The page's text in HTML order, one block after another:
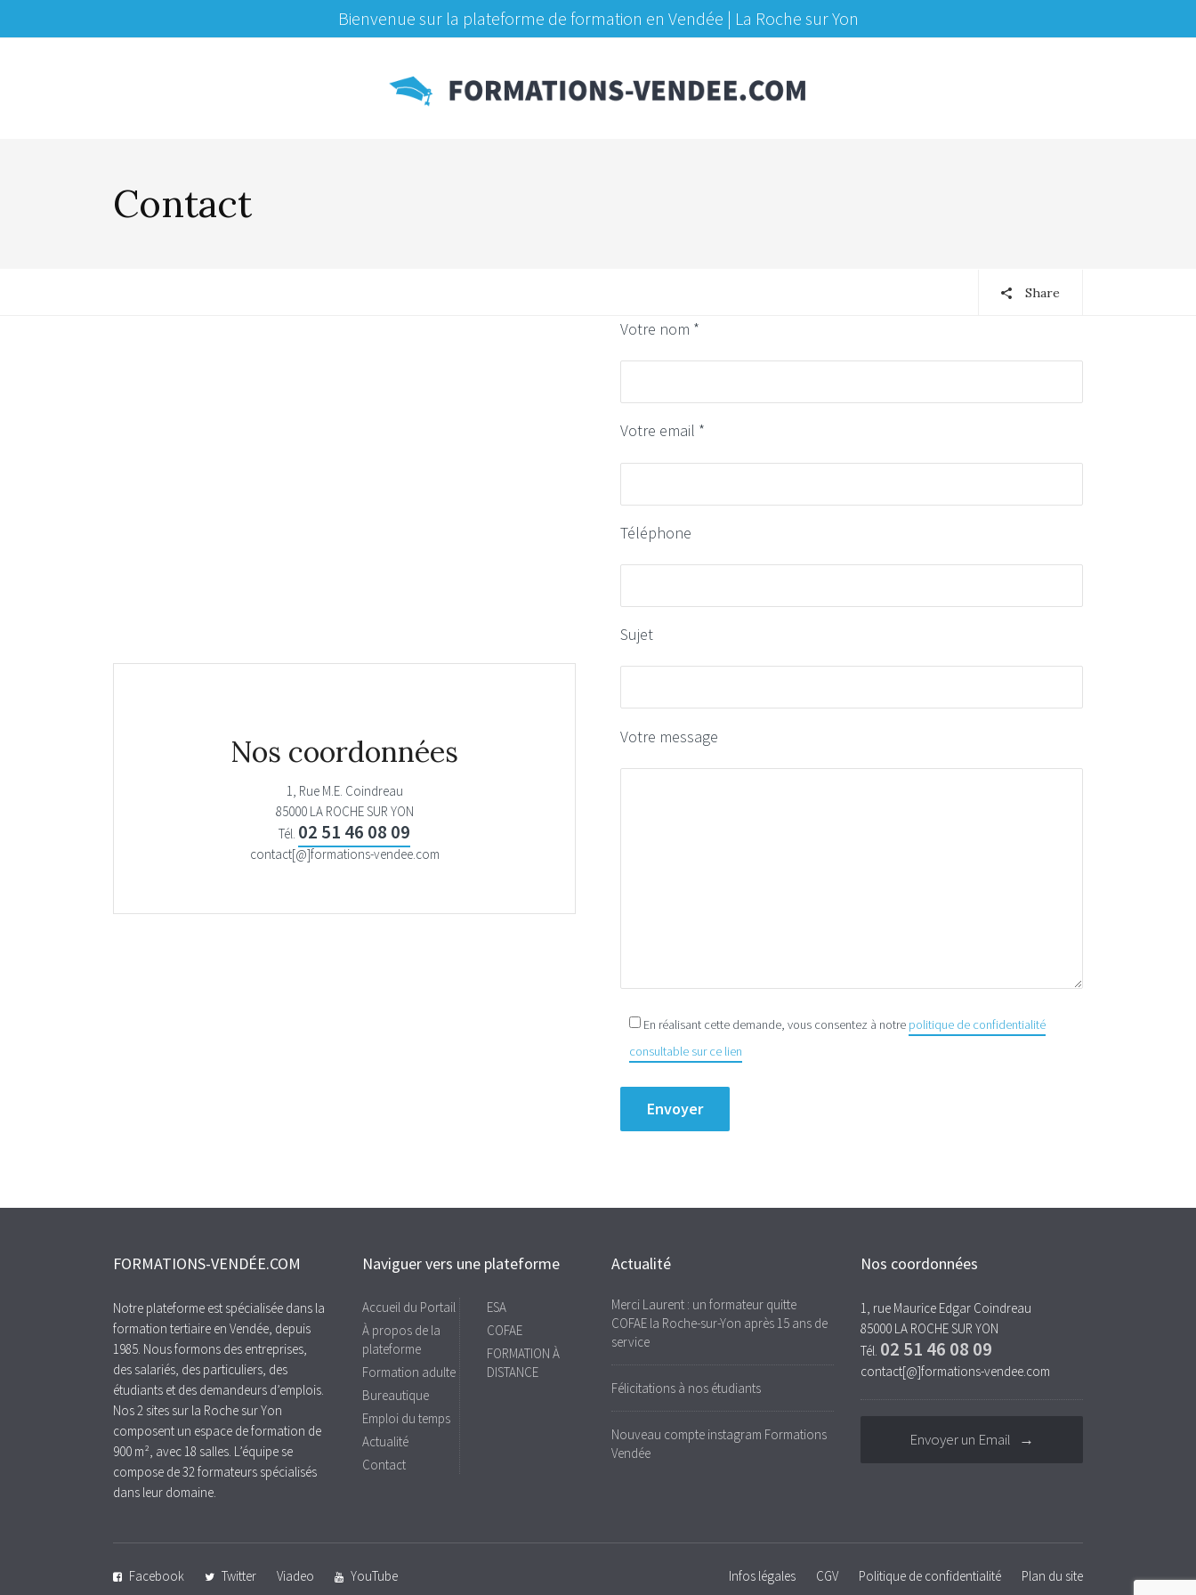
Bienvenue sur la plateforme de formation en Vendée | La Roche sur Yon
Contact
Share
Nos coordonnées
1, Rue M.E. Coindreau
85000 LA ROCHE SUR YON
Tél. 02 51 46 08 09
contact[@]formations-vendee.com
Votre nom *
Votre email *
Téléphone
Sujet
Votre message
En réalisant cette demande, vous consentez à notre politique de confidentialité
consultable sur ce lien
FORMATIONS-VENDÉE.COM
Notre plateforme est spécialisée dans la
formation tertiaire en Vendée, depuis
1985. Nous formons des entreprises,
des salariés, des particuliers, des
étudiants et des demandeurs d’emplois.
Nos 2 sites sur la Roche sur Yon
composent un espace de formation de
900 m², avec 18 salles. L’équipe se
compose de 32 formateurs spécialisés
dans leur domaine.
Naviguer vers une plateforme
Accueil du Portail
À propos de la
plateforme
Formation adulte
Bureautique
Emploi du temps
Actualité
Contact
ESA
COFAE
FORMATION À
DISTANCE
Actualité
Merci Laurent : un formateur quitte
COFAE la Roche-sur-Yon après 15 ans de
service
Félicitations à nos étudiants
Nouveau compte instagram Formations
Vendée
Nos coordonnées
1, rue Maurice Edgar Coindreau
85000 LA ROCHE SUR YON
Tél. 02 51 46 08 09
contact[@]formations-vendee.com
Envoyer un Email →
Facebook Twitter Viadeo YouTube Infos légales CGV Politique de confidentialité Plan du site